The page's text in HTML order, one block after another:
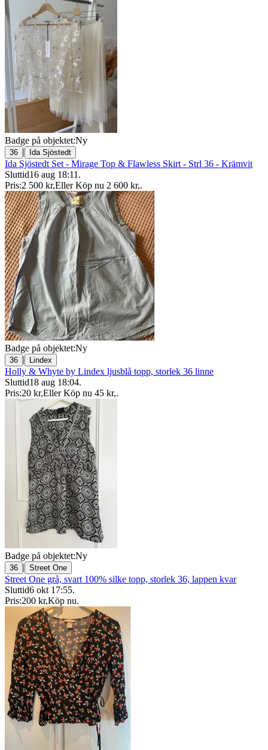
Badge på objektet:Ny
36 | Ida Sjöstedt
Ida Sjöstedt Set - Mirage Top & Flawless Skirt - Strl 36 - Krämvit
Sluttid16 aug 18:11 .
Pris:2 500 kr,Eller Köp nu 2 600 kr,.
Badge på objektet:Ny
36 | Lindex
Holly & Whyte by Lindex ljusblå topp, storlek 36 linne
Sluttid18 aug 18:04.
Pris:20 kr,Eller Köp nu 45 kr,.
Badge på objektet:Ny
36 | Street One
Street One grå, svart 100% silke topp, storlek 36, lappen kvar
Sluttid6 okt 17:55.
Pris:200 kr,Köp nu.